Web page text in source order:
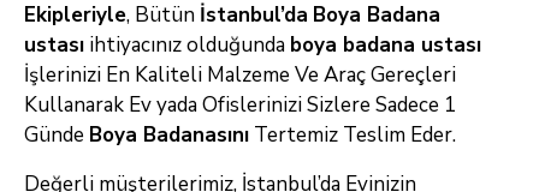
Ekipleriyle, Bütün İstanbul’da Boya Badana
ustası ihtiyacınız olduğunda boya badana ustası
İşlerinizi En Kaliteli Malzeme Ve AraçGereçleri
Kullanarak Ev yada Ofislerinizi Sizlere Sadece 1
Günde Boya Badanasını Tertemiz Teslim Eder.
Değerli müşterilerimiz, İstanbul’da Evinizin